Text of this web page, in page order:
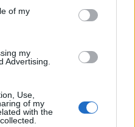
of my
my
Advertising.
Use,
of my
with the
στο μνημόσυνο
τον θάνατο της
για τρεις
της greek mafia
Πότε μπορεί να
να επιβληθεί φόρος
παροχές